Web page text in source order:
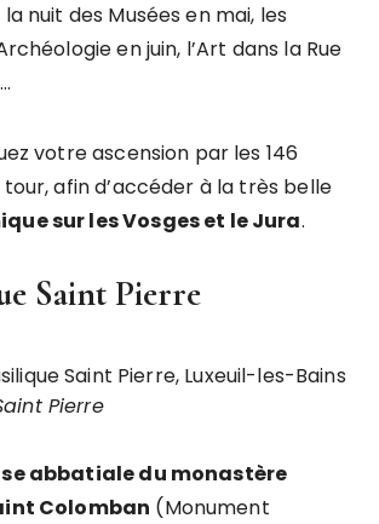
la nuit des Musées en mai, les
en juin, l’Art dans la Rue
votre ascension par les 146
afin d’accéder à la très belle
sur les Vosges et le Jura.
Saint Pierre
Pierre
abbatiale du monastère
Colomban (Monument